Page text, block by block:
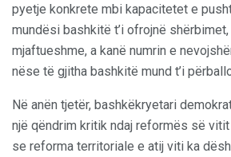
pyetje konkrete mbi kapacitetet e
mundësi bashkitë t’i ofrojnë
mjaftueshme, a kanë numrin e
nëse të gjitha bashkitë mund t’i
Në anën tjetër, bashkëkryetari
një qëndrim kritik ndaj reformës së
se reforma territoriale e atij viti ka